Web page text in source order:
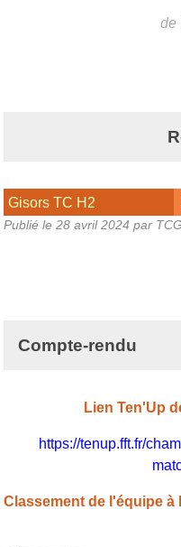
de
Gisors TC H2
Publié le 28 avril 2024 par TCG
Compte-rendu
Lien Ten'Up
https://tenup.fft.fr/
Classement de l'équipe